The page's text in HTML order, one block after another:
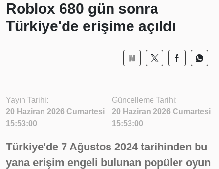
Roblox 680 gün sonra
Türkiye'de erişime açıldı
Yayın Tarihi:
20 Haziran 2026 Cumartesi
15:53:00
Güncelleme Tarihi:
20 Haziran 2026 Cumartesi
15:53:00
Türkiye'de 7 Ağustos 2024 tarihinden bu
yana erişim engeli bulunan popüler oyun